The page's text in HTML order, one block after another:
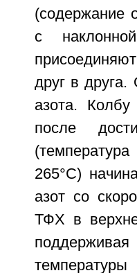
(содержание
с
друг в
азота.
после
265°С)
азот со
ТФХ в